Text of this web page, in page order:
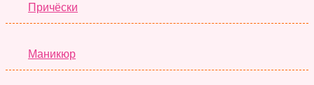
Причёски
Маникюр